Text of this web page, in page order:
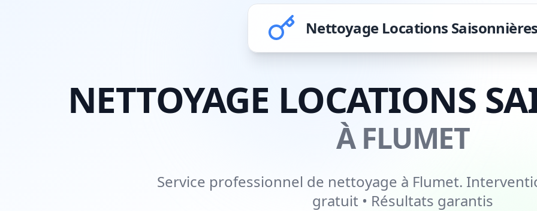
Nettoyage Locations
NETTOYAGE LOCATIONS
À FLUMET
Service professionnel de nettoyage à Flumet.
gratuit • Résultats garantis